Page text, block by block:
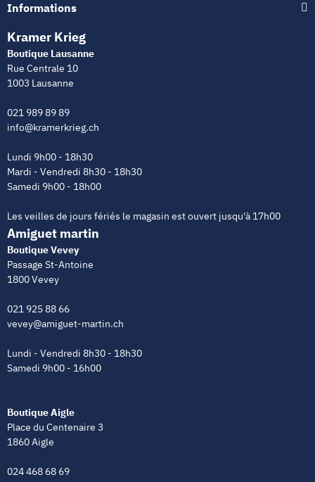
Informations
Kramer Krieg
Boutique Lausanne
Rue Centrale 10
1003 Lausanne
021 989 89 89
info@kramerkrieg.ch
Lundi 9h00 - 18h30
Mardi - Vendredi 8h30 - 18h30
Samedi 9h00 - 18h00
Les veilles de jours fériés le magasin est ouvert jusqu'à 17h00
Amiguet martin
Boutique Vevey
Passage St-Antoine
1800 Vevey
021 925 88 66
vevey@amiguet-martin.ch
Lundi - Vendredi 8h30 - 18h30
Samedi 9h00 - 16h00
Boutique Aigle
Place du Centenaire 3
1860 Aigle
024 468 68 69